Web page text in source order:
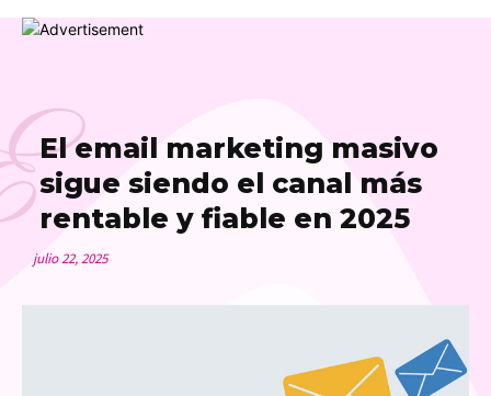
El email marketing masivo
sigue siendo el canal más
rentable y fiable en 2025
julio 22, 2025